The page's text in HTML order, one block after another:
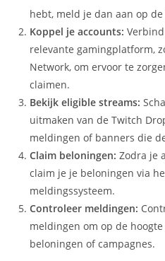
hebt, meld je dan aan op
Koppel je accounts:
relevante gamingplatform,
Network, om ervoor te
claimen.
Bekijk eligible streams:
uitmaken van de Twitch
meldingen of banners die
Claim beloningen: Zodra je
claim je je beloningen via
meldingssysteem.
Controleer meldingen:
meldingen om op de
beloningen of campagnes.